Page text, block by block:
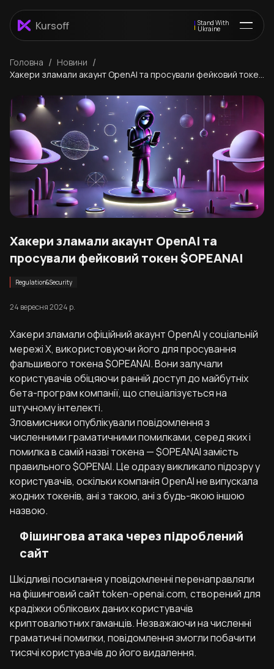
Kursoff Stand With
Ukraine
Головна / Новини /
Хакери зламали акаунт OpenAI та просували фейковий токен
Хакери зламали акаунт OpenAI та
просували фейковий токен $OPEANAI
Regulation&Security
24 вересня 2024 р.
Хакери зламали офіційний акаунт OpenAI у соціальній
мережі X, використовуючи його для просування
фальшивого токена $OPEANAI. Вони залучали
користувачів обіцяючи ранній доступ до майбутніх
бета-програм компанії, що спеціалізується на
штучному інтелекті.
Зловмисники опублікували повідомлення з
численними граматичними помилками, серед яких і
помилка в самій назві токена — $OPEANAI замість
правильного $OPENAI. Це одразу викликало підозру у
користувачів, оскільки компанія OpenAI не випускала
жодних токенів, ані з такою, ані з будь-якою іншою
назвою.
Фішингова атака через підроблений
сайт
Шкідливі посилання у повідомленні перенаправляли
на фішинговий сайт token-openai.com, створений для
крадіжки облікових даних користувачів
криптовалютних гаманців. Незважаючи на численні
граматичні помилки, повідомлення змогли побачити
тисячі користувачів до його видалення.